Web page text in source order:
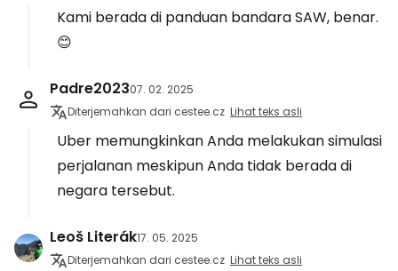
Kami berada di panduan bandara SAW, benar.
😊
Padre202307. 02. 2025
Diterjemahkan dari cestee.cz Lihat teks asli
Uber memungkinkan Anda melakukan simulasi
perjalanan meskipun Anda tidak berada di
negara tersebut.
Leoš Literák17. 05. 2025
Diterjemahkan dari cestee.cz Lihat teks asli